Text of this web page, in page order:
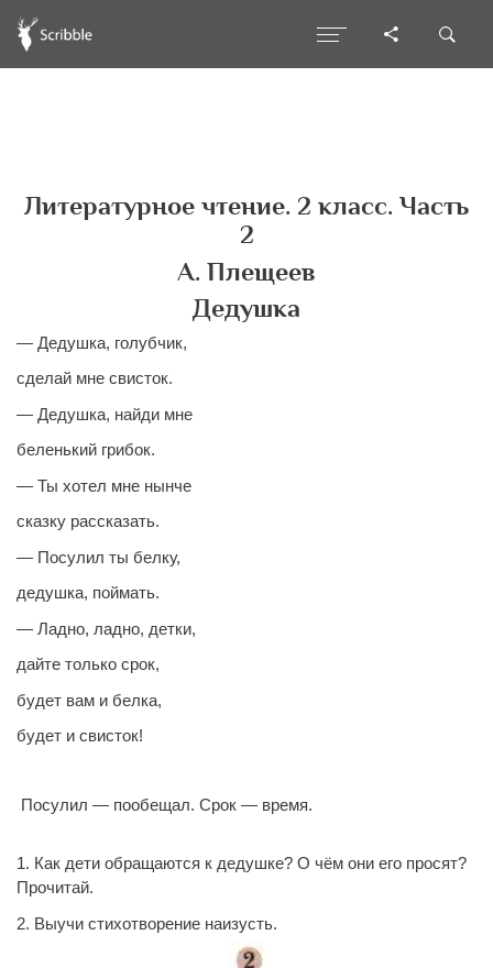
Литературное чтение. 2 класс. Часть
2
А. Плещеев
Дедушка
— Дедушка, голубчик,
сделай мне свисток.
— Дедушка, найди мне
беленький грибок.
— Ты хотел мне нынче
сказку рассказать.
— Посулил ты белку,
дедушка, поймать.
— Ладно, ладно, детки,
дайте только срок,
будет вам и белка,
будет и свисток!
Посулил — пообещал. Срок — время.
1. Как дети обращаются к дедушке? О чём они его просят?
Прочитай.
2. Выучи стихотворение наизусть.